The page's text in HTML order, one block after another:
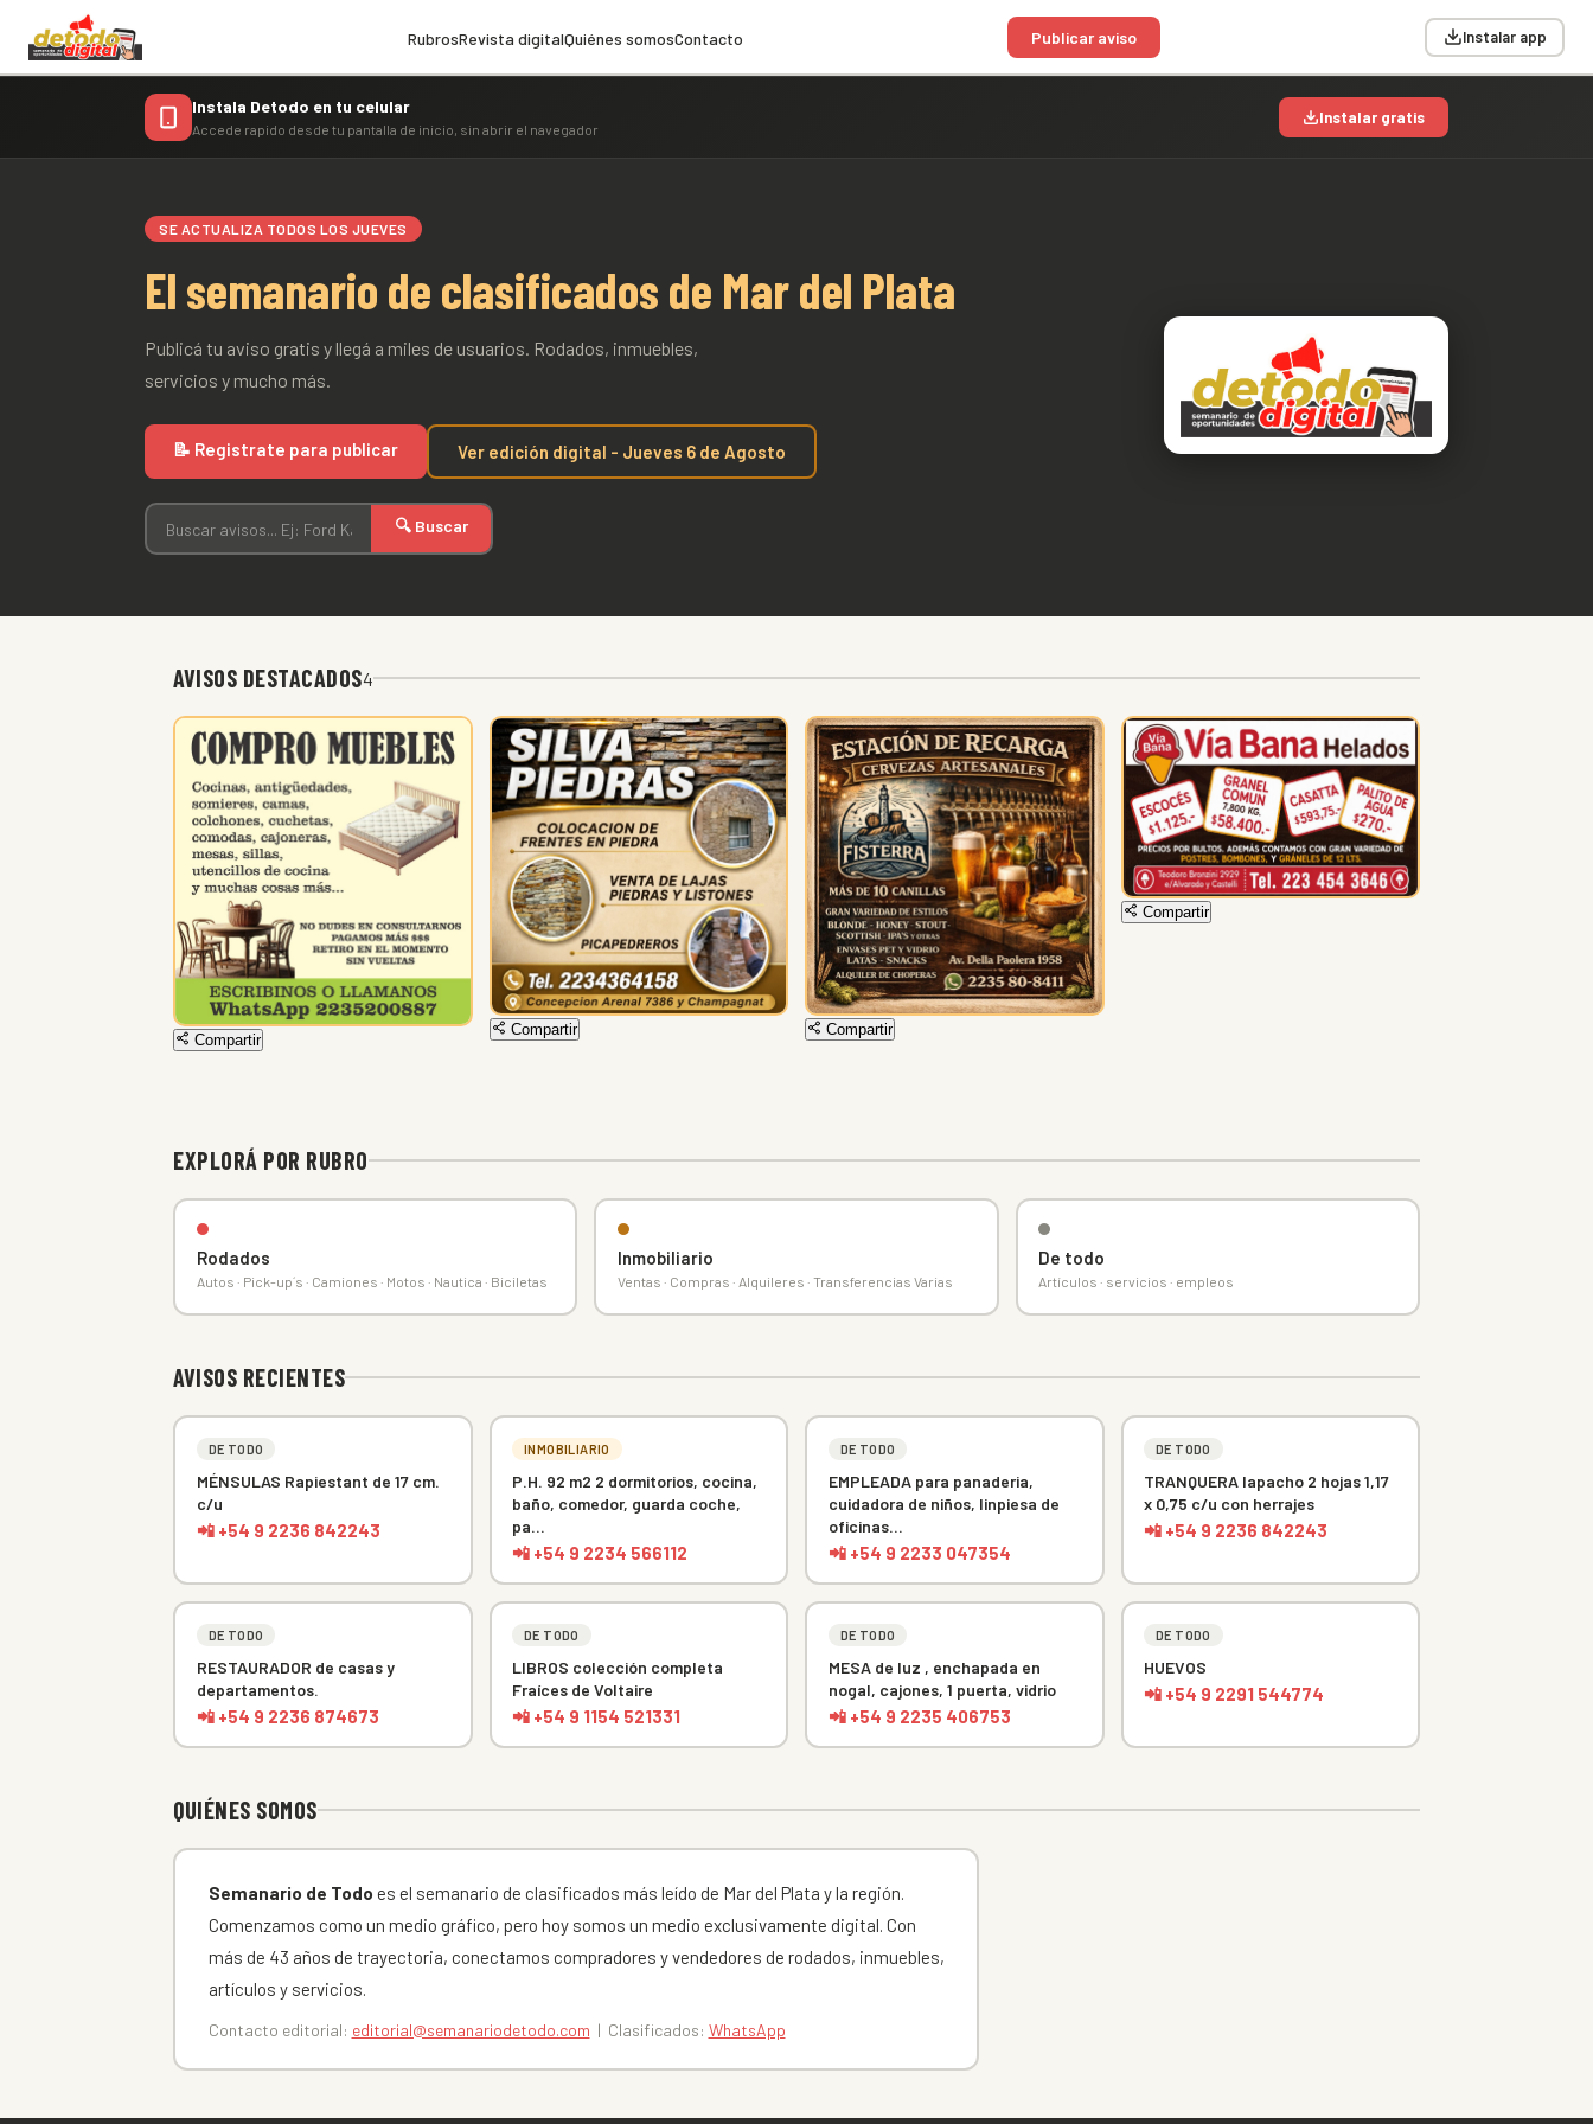
RubrosRevista digitalQuiénes somosContacto Publicar aviso Instalar app
Instala Detodo en tu celular
Accede rapido desde tu pantalla de inicio, sin abrir el navegador
Instalar gratis
SE ACTUALIZA TODOS LOS JUEVES
El semanario de clasificados de Mar del Plata
Publicá tu aviso gratis y llegá a miles de usuarios. Rodados, inmuebles,
servicios y mucho más.
📝 Registrate para publicar Ver edición digital - Jueves 6 de Agosto
🔍 Buscar
AVISOS DESTACADOS4
Compartir
Compartir Compartir
Compartir
EXPLORÁ POR RUBRO
Rodados
Autos · Pick-up´s · Camiones · Motos · Nautica · Biciletas
Inmobiliario
Ventas · Compras · Alquileres · Transferencias Varias
De todo
Artículos · servicios · empleos
AVISOS RECIENTES
DE TODO
MÉNSULAS Rapiestant de 17 cm.
c/u
📲 +54 9 2236 842243
INMOBILIARIO
P.H. 92 m2 2 dormitorios, cocina,
baño, comedor, guarda coche,
pa...
📲 +54 9 2234 566112
DE TODO
EMPLEADA para panaderia,
cuidadora de niños, linpiesa de
oficinas...
📲 +54 9 2233 047354
DE TODO
TRANQUERA lapacho 2 hojas 1,17
x 0,75 c/u con herrajes
📲 +54 9 2236 842243
DE TODO
RESTAURADOR de casas y
departamentos.
📲 +54 9 2236 874673
DE TODO
LIBROS colección completa
Fraíces de Voltaire
📲 +54 9 1154 521331
DE TODO
MESA de luz , enchapada en
nogal, cajones, 1 puerta, vidrio
📲 +54 9 2235 406753
DE TODO
HUEVOS
📲 +54 9 2291 544774
QUIÉNES SOMOS
Semanario de Todo es el semanario de clasificados más leído de Mar del Plata y la región.
Comenzamos como un medio gráfico, pero hoy somos un medio exclusivamente digital. Con
más de 43 años de trayectoria, conectamos compradores y vendedores de rodados, inmuebles,
artículos y servicios.
Contacto editorial: editorial@semanariodetodo.com | Clasificados: WhatsApp